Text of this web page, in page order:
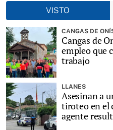
VISTO
CANGAS DE
Cangas de
empleo que
trabajo
LLANES
Asesinan a
tiroteo en el
agente